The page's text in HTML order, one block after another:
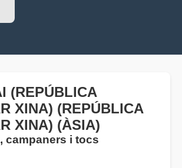
(REPÚBLICA
XINA) (REPÚBLICA
XINA) (ÀSIA)
campaners i tocs